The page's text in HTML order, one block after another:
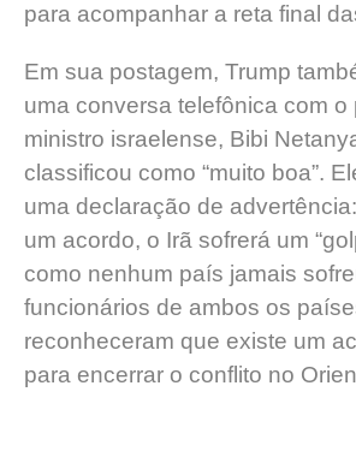
para acompanhar a reta final
Em sua postagem, Trump
uma conversa telefônica com o
ministro israelense, Bibi
classificou como “muito boa”.
uma declaração de
um acordo, o Irã sofrerá um
como nenhum país jamais
funcionários de ambos os
reconheceram que existe um
para encerrar o conflito no